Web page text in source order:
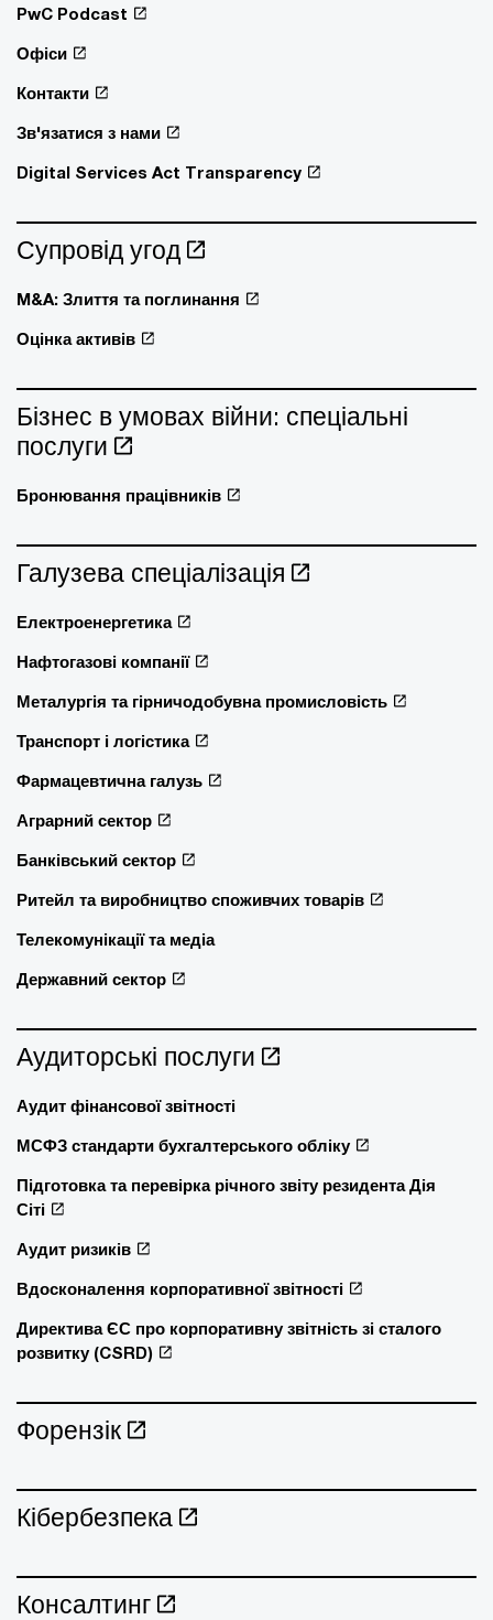
PwC Podcast
Офіси
Контакти
Зв'язатися з нами
Digital Services Act Transparency
Супровід угод
M&A: Злиття та поглинання
Оцінка активів
Бізнес в умовах війни: спеціальні
послуги
Бронювання працівників
Галузева спеціалізація
Електроенергетика
Нафтогазові компанії
Металургія та гірничодобувна промисловість
Транспорт і логістика
Фармацевтична галузь
Аграрний сектор
Банківський сектор
Ритейл та виробництво споживчих товарів
Телекомунікації та медіа
Державний сектор
Аудиторські послуги
Аудит фінансової звітності
МСФЗ стандарти бухгалтерського обліку
Підготовка та перевірка річного звіту резидента Дія
Сіті
Аудит ризиків
Вдосконалення корпоративної звітності
Директива ЄС про корпоративну звітність зі сталого
розвитку (CSRD)
Форензік
Кібербезпека
Консалтинг